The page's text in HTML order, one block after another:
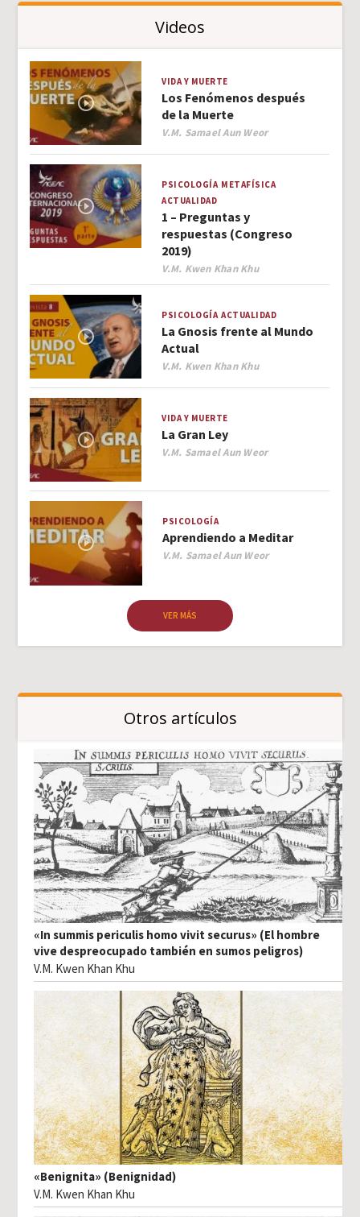
Videos
VIDA Y MUERTE
Los Fenómenos después
de la Muerte
Author
V.M. Samael Aun Weor
PSICOLOGÍA METAFÍSICA
ACTUALIDAD
1 – Preguntas y
respuestas (Congreso
2019)
Author
V.M. Kwen Khan Khu
PSICOLOGÍA ACTUALIDAD
La Gnosis frente al Mundo
Actual
Author
V.M. Kwen Khan Khu
VIDA Y MUERTE
La Gran Ley
Author
V.M. Samael Aun Weor
PSICOLOGÍA
Aprendiendo a Meditar
Author
V.M. Samael Aun Weor
VER MÁS
Otros artículos
«In summis periculis homo vivit securus» (El hombre
vive despreocupado también en sumos peligros)
V.M. Kwen Khan Khu
«Benignita» (Benignidad)
V.M. Kwen Khan Khu